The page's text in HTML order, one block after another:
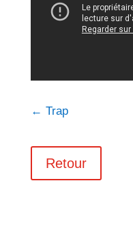
← Trap
Retour